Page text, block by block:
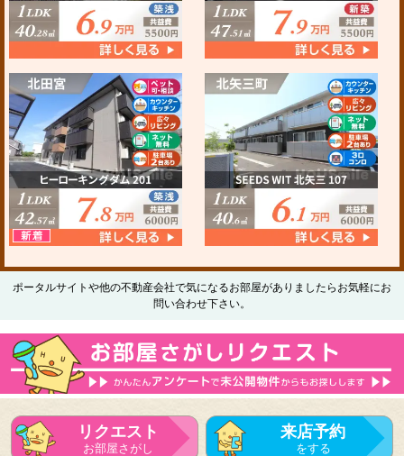
ポータルサイトや他の不動産会社で気になるお部屋がありましたらお気軽にお
問い合わせ下さい。
リクエスト
お部屋さがし
来店予約
をする